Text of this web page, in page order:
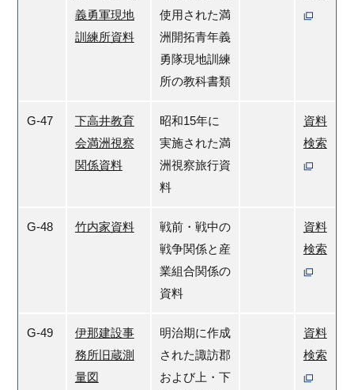
義勇軍現地
訓練所資料
使用された満
洲開拓青年義
勇隊現地訓練
所の教科書類
G-47
下高井教育
会満洲視察
関係資料
昭和15年に
実施された満
洲視察旅行資
料
資料
検索
G-48 竹内家資料
戦前・戦中の
戦争関係と産
業組合関係の
資料
資料
検索
G-49
伊那建設事
務所旧蔵測
量図
明治期に作成
された諏訪郡
および上・下
資料
検索